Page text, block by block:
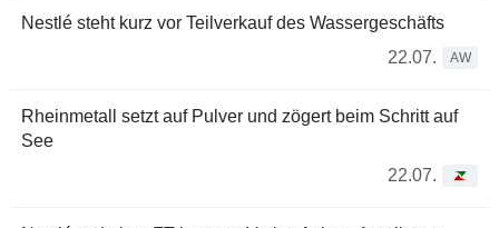
Nestlé steht kurz vor Teilverkauf des Wassergeschäfts
22.07.
AW
Rheinmetall setzt auf Pulver und zögert beim Schritt auf
See
22.07.